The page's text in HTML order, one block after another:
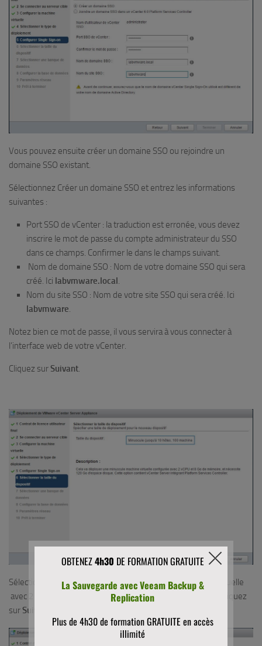
Vous pouvez ensuite créer un domaine SSO ou rejoindre un
domaine SSO existant.
Sélectionnez Créer un domaine SSO et entrez les informations
suivantes :
Port SSO de vCenter : la traduction est erronée, vous devez
inscrire le mot de passe du compte administrateur du SSO
dans ce champs. Confirmer le dans le champs suivant.
Nom de domaine SSO : Nom de votre domaine SSO qui sera
créé. Ici labvmware.local.
Nom du site SSO : Nom de votre site SSO qui sera créé. Ici
labvmware.
Notez bien ce mot de passe, il vous servira à vous connecter à
l’interface web de votre vCenter.
Cliquez surSuivant.
Sélectionnez la taille minuscule. Cela créera une machine virtuelle
avec 2 vCPU, 8 Go de mémoire et 120Go d’espace disque. Cliquez
surSuivant